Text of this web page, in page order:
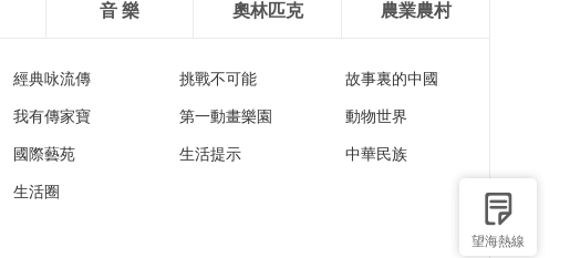
望海熱線
音 樂
奧林匹克
農業農村
經典咏流傳 挑戰不可能 故事裏的中國
我有傳家寶 第一動畫樂園 動物世界
國際藝苑 生活提示 中華民族
生活圈